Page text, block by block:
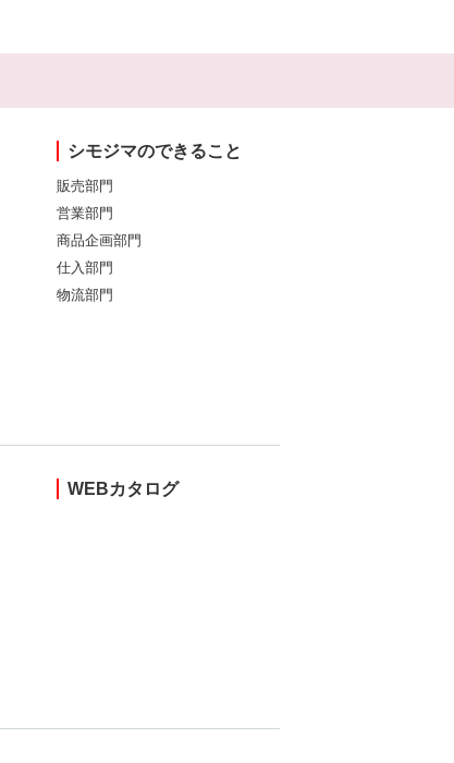
シモジマのできること
販売部門
営業部門
商品企画部門
仕入部門
物流部門
WEBカタログ